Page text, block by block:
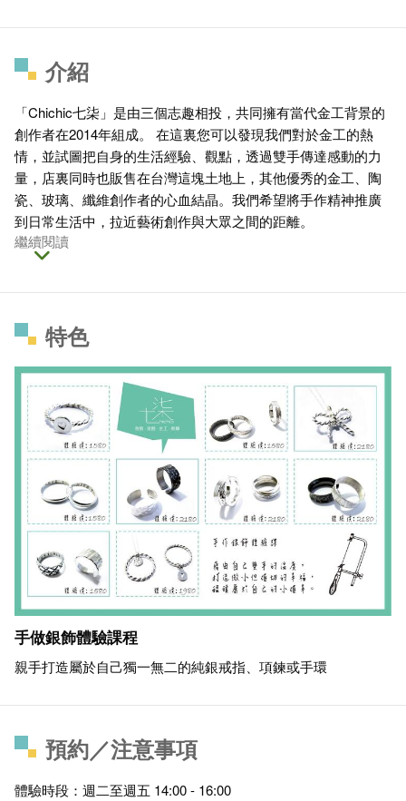
介紹
「Chichic七柒」是由三個志趣相投，共同擁有當代金工背景的
創作者在2014年組成。 在這裏您可以發現我們對於金工的熱
情，並試圖把自身的生活經驗、觀點，透過雙手傳達感動的力
量，店裏同時也販售在台灣這塊土地上，其他優秀的金工、陶
瓷、玻璃、纖維創作者的心血結晶。我們希望將手作精神推廣
到日常生活中，拉近藝術創作與大眾之間的距離。
繼續閱讀
特色
手做銀飾體驗課程
親手打造屬於自己獨一無二的純銀戒指、項鍊或手環
預約／注意事項
體驗時段：週二至週五 14:00 - 16:00